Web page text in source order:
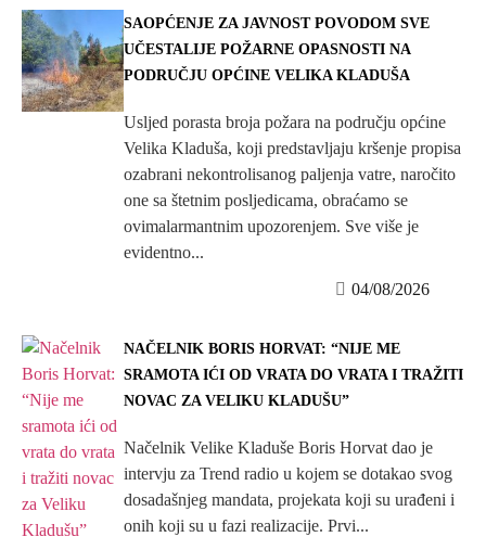
SAOPĆENJE ZA JAVNOST POVODOM SVE
UČESTALIJE POŽARNE OPASNOSTI NA
PODRUČJU OPĆINE VELIKA KLADUŠA
Usljed porasta broja požara na području općine
Velika Kladuša, koji predstavljaju kršenje propisa
ozabrani nekontrolisanog paljenja vatre, naročito
one sa štetnim posljedicama, obraćamo se
ovimalarmantnim upozorenjem. Sve više je
evidentno...
04/08/2026
NAČELNIK BORIS HORVAT: “NIJE ME
SRAMOTA IĆI OD VRATA DO VRATA I TRAŽITI
NOVAC ZA VELIKU KLADUŠU”
Načelnik Velike Kladuše Boris Horvat dao je
intervju za Trend radio u kojem se dotakao svog
dosadašnjeg mandata, projekata koji su urađeni i
onih koji su u fazi realizacije. Prvi...